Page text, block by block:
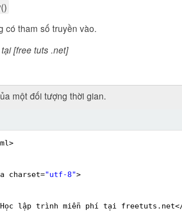
có tham số truyền vào.
[free tuts .net]
một đối tượng thời gian.
charset="utf-8">
lập trình miễn phí tại freetuts.net</